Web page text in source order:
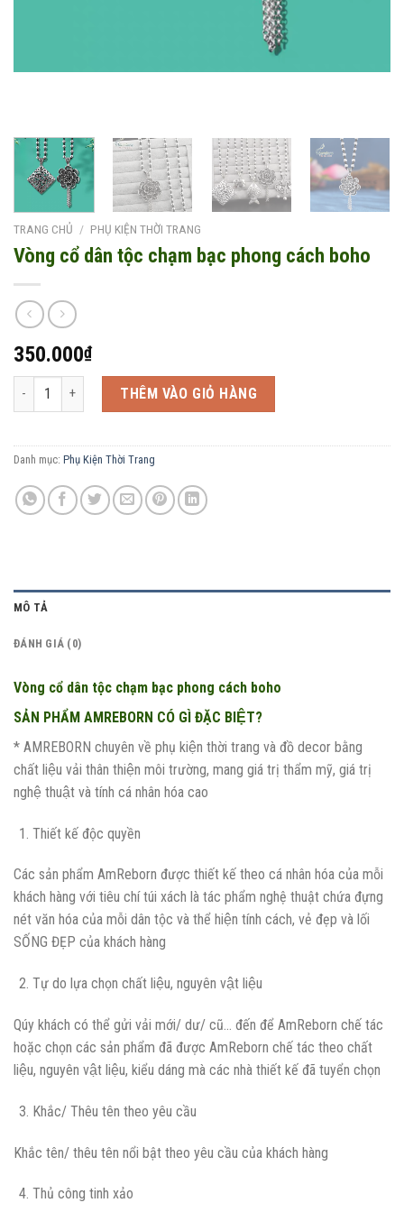
TRANG CHỦ / PHỤ KIỆN THỜI TRANG
Vòng cổ dân tộc chạm bạc phong cách boho
350.000₫
Vòng cổ dân tộc chạm bạc phong cách boho số lượng
THÊM VÀO GIỎ HÀNG
Danh mục: Phụ Kiện Thời Trang
MÔ TẢ
ĐÁNH GIÁ (0)
Vòng cổ dân tộc chạm bạc phong cách boho
SẢN PHẨM AMREBORN CÓ GÌ ĐẶC BIỆT?
* AMREBORN chuyên về phụ kiện thời trang và đồ decor bằng
chất liệu vải thân thiện môi trường, mang giá trị thẩm mỹ, giá trị
nghệ thuật và tính cá nhân hóa cao
Thiết kế độc quyền
Các sản phẩm AmReborn được thiết kế theo cá nhân hóa của mỗi
khách hàng với tiêu chí túi xách là tác phẩm nghệ thuật chứa đựng
nét văn hóa của mỗi dân tộc và thể hiện tính cách, vẻ đẹp và lối
SỐNG ĐẸP của khách hàng
Tự do lựa chọn chất liệu, nguyên vật liệu
Qúy khách có thể gửi vải mới/ dư/ cũ… đến để AmReborn chế tác
hoặc chọn các sản phẩm đã được AmReborn chế tác theo chất
liệu, nguyên vật liệu, kiểu dáng mà các nhà thiết kế đã tuyển chọn
Khắc/ Thêu tên theo yêu cầu
Khắc tên/ thêu tên nổi bật theo yêu cầu của khách hàng
Thủ công tinh xảo